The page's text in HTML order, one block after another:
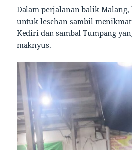
Dalam perjalanan balik
untuk lesehan sambil
Kediri dan sambal Tumpang
maknyus.